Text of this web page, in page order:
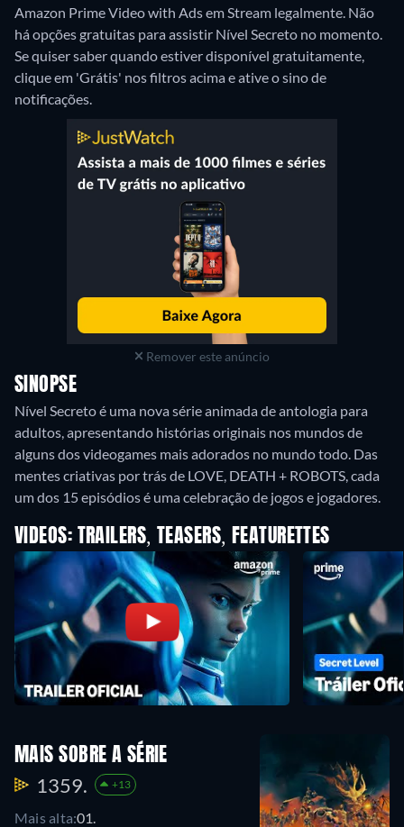
Amazon Prime Video with Ads em Stream legalmente. Não
há opções gratuitas para assistir Nível Secreto no momento.
Se quiser saber quando estiver disponível gratuitamente,
clique em 'Grátis' nos filtros acima e ative o sino de
notificações.
Remover este anúncio
SINOPSE
Nível Secreto é uma nova série animada de antologia para
adultos, apresentando histórias originais nos mundos de
alguns dos videogames mais adorados no mundo todo. Das
mentes criativas por trás de LOVE, DEATH + ROBOTS, cada
um dos 15 episódios é uma celebração de jogos e jogadores.
VIDEOS: TRAILERS, TEASERS, FEATURETTES
MAIS SOBRE A SÉRIE
1359. +13
Mais alta:01.